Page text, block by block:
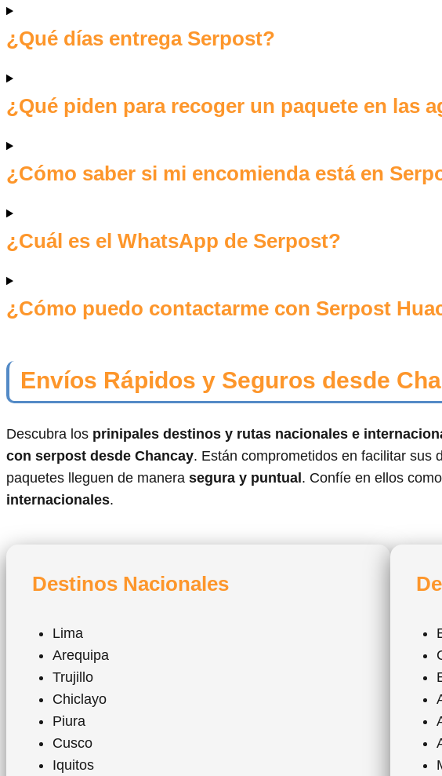
¿Qué días entrega Serpost?
¿Qué piden para recoger un paquete en las
¿Cómo saber si mi encomienda está en
¿Cuál es el WhatsApp de Serpost?
¿Cómo puedo contactarme con Serpost
Envíos Rápidos y Seguros desde
Descubra los prinipales destinos y rutas nacionales e
con serpost desde Chancay. Están comprometidos en facilitar sus
paquetes lleguen de manera segura y puntual . Confíe en ellos como
internacionales.
Destinos Nacionales
Lima
Arequipa
Trujillo
Chiclayo
Piura
Cusco
Iquitos